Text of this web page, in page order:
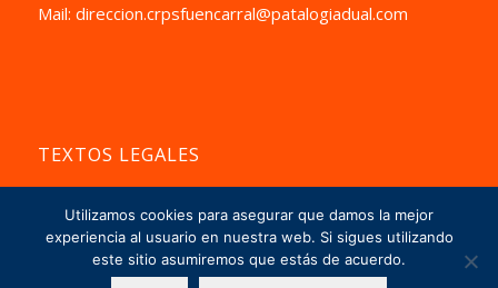
Mail: direccion.crpsfuencarral@patalogiadual.com
TEXTOS LEGALES
Aviso Pegal
La Política de Privacidad
Utilizamos cookies para asegurar que damos la mejor
experiencia al usuario en nuestra web. Si sigues utilizando
este sitio asumiremos que estás de acuerdo.